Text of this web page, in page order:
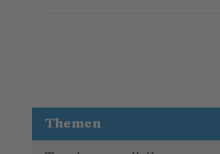
Themen